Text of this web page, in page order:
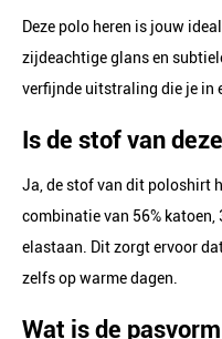
Deze polo heren is jouw
zijdeachtige glans en
verfijnde uitstraling die je in
Is de stof van
Ja, de stof van dit poloshirt
combinatie van 56% katoen,
elastaan. Dit zorgt ervoor
zelfs op warme dagen.
Wat is de